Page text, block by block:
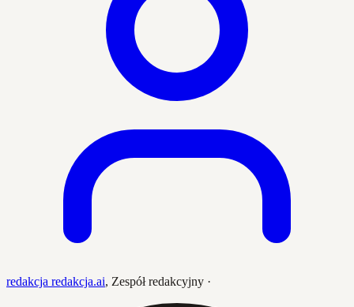
redakcja redakcja.ai, Zespół redakcyjny ·